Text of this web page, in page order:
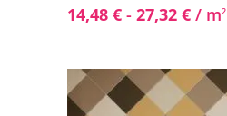
14,48 € - 27,32 € / m2